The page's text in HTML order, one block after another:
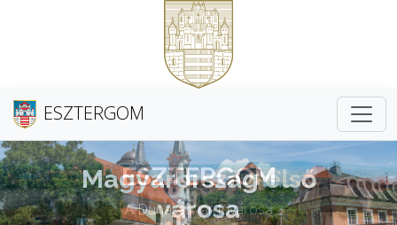
ESZTERGOM
Magyarország első
városa